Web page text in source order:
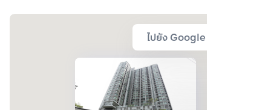
ไปยัง Google Map